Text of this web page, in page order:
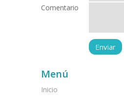
Comentario
Menú
Inicio